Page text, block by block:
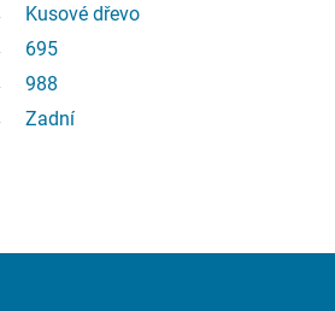
Kusové dřevo
695
988
Zadní